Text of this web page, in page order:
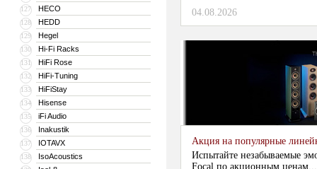
127 HECO
128 HEDD
129 Hegel
130 Hi-Fi Racks
131 HiFi Rose
132 HiFi-Tuning
133 HiFiStay
134 Hisense
135 iFi Audio
136 Inakustik
137 IOTAVX
138 IsoAcoustics
04.08.2026
Акция на популярные
Испытайте незабываемые
Focal по акционным